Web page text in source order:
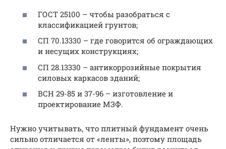
ГОСТ 25100 – чтобы разобраться с
классификацией грунтов;
СП 70.13330 – где говорится об ограждающих
и несущих конструкциях;
СП 28.13330 – антикоррозийные покрытия
силовых каркасов зданий;
ВСН 29-85 и 37-96 – изготовление и
проектирование МЗФ.
Нужно учитывать, что плитный фундамент очень
сильно отличается от «ленты», поэтому площадь